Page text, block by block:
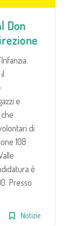
Don
e
di
108
è
Presso
Notizie